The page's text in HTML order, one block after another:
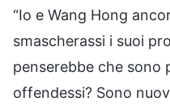
“Io e Wang Hong
smascherassi i suoi
penserebbe che sono
offendessi? Sono